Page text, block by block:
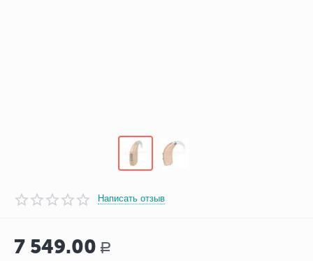
Написать отзыв
7 549.00 Р